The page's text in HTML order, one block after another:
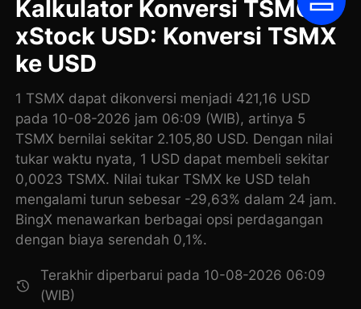
Kalkulator Konversi TSMC
xStock USD: Konversi TSMX
ke USD
1 TSMX dapat dikonversi menjadi 421,16 USD
pada 10-08-2026 jam 06:09 (WIB), artinya 5
TSMX bernilai sekitar 2.105,80 USD. Dengan nilai
tukar waktu nyata, 1 USD dapat membeli sekitar
0,0023 TSMX. Nilai tukar TSMX ke USD telah
mengalami turun sebesar -29,63% dalam 24 jam.
BingX menawarkan berbagai opsi perdagangan
dengan biaya serendah 0,1%.
Terakhir diperbarui pada 10-08-2026 06:09
(WIB)